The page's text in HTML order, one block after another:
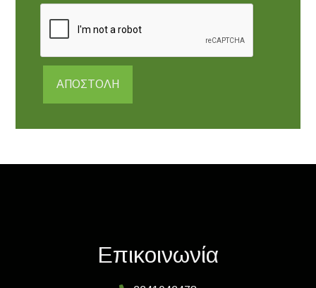
ΑΠΟΣΤΟΛΉ
Επικοινωνία